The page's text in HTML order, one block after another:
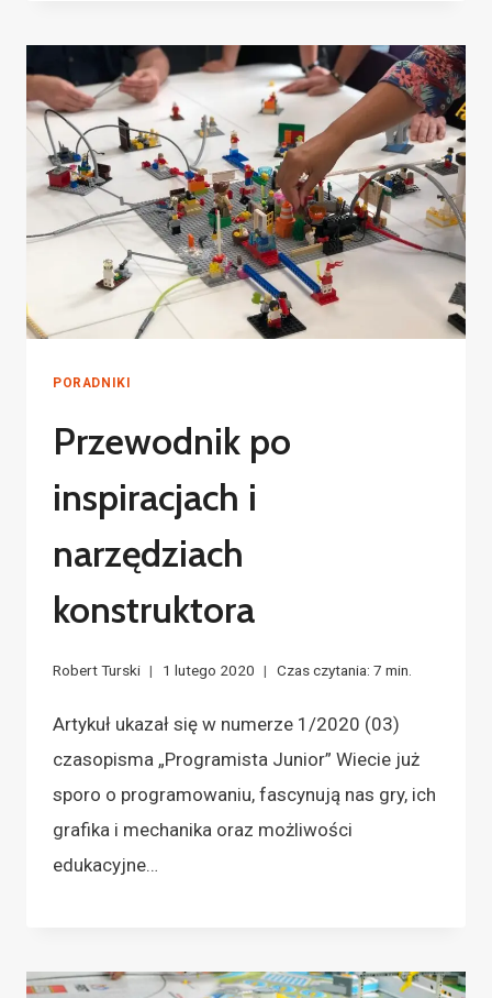
PORADNIKI
Przewodnik po
inspiracjach i
narzędziach
konstruktora
Robert Turski 1 lutego 2020 Czas czytania: 7 min.
Artykuł ukazał się w numerze 1/2020 (03)
czasopisma „Programista Junior” Wiecie już
sporo o programowaniu, fascynują nas gry, ich
grafika i mechanika oraz możliwości
edukacyjne…